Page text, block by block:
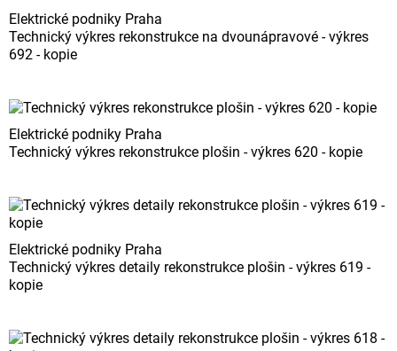
Elektrické podniky Praha
Technický výkres rekonstrukce na dvounápravové - výkres
692 - kopie
Elektrické podniky Praha
Technický výkres rekonstrukce plošin - výkres 620 - kopie
Elektrické podniky Praha
Technický výkres detaily rekonstrukce plošin - výkres 619 -
kopie